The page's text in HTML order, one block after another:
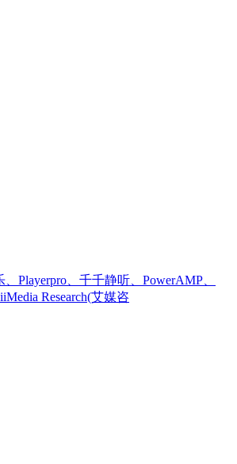
、千千静听、PowerAMP、
Research(艾媒咨